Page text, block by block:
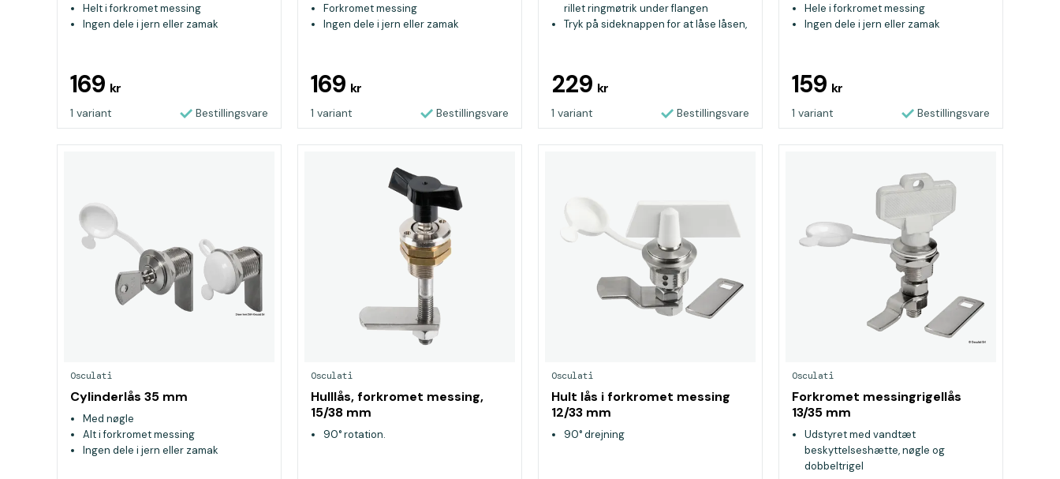
Helt i forkromet messing
Ingen dele i jern eller zamak
169 kr
1 variant Bestillingsvare
Forkromet messing
Ingen dele i jern eller zamak
169 kr
1 variant Bestillingsvare
rillet ringmøtrik under flangen
Tryk på sideknappen for at låse låsen,
229 kr
1 variant Bestillingsvare
Hele i forkromet messing
Ingen dele i jern eller zamak
159 kr
1 variant Bestillingsvare
Osculati
Cylinderlås 35 mm
Med nøgle
Alt i forkromet messing
Ingen dele i jern eller zamak
Osculati
Hulllås, forkromet messing,
15/38 mm
90° rotation.
Osculati
Hult lås i forkromet messing
12/33 mm
90° drejning
Osculati
Forkromet messingrigellås
13/35 mm
Udstyret med vandtæt
beskyttelseshætte, nøgle og
dobbeltrigel